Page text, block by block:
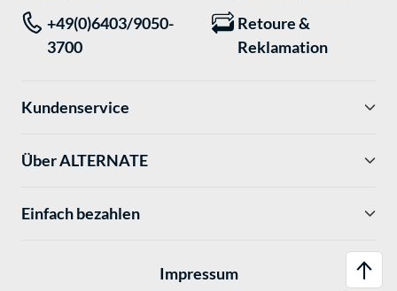
+49(0)6403/9050-
3700
Retoure &
Reklamation
Kundenservice
Über ALTERNATE
Einfach bezahlen
Impressum